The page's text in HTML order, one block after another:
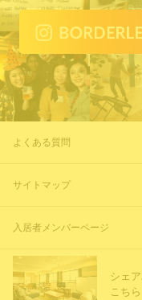
よくある質問
サイトマップ
入居者メンバーページ
シェ
こちら